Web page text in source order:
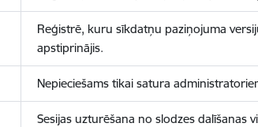
Reģistrē, kuru sīkdatņu paziņojuma
apstiprinājis.
Nepieciešams tikai satura
Sesijas uzturēšana no slodzes dalīšanas